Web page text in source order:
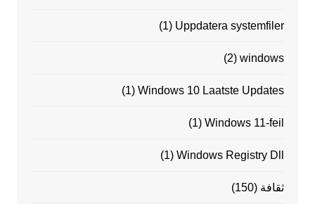
Uppdatera systemfiler
(1)
windows
(2)
Windows 10 Laatste Updates
(1)
Windows 11-feil
(1)
Windows Registry Dll
(1)
ثقافة (150)